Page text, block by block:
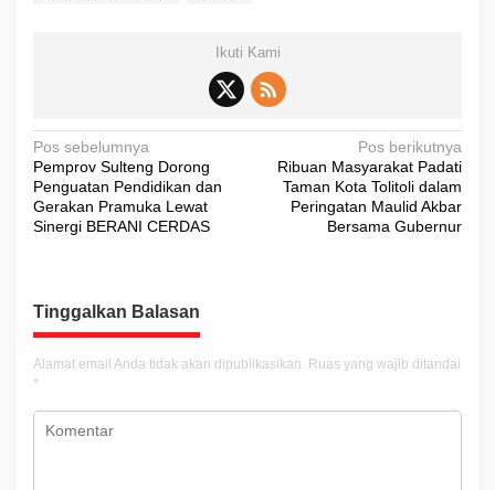
Ikuti Kami
N
a
v
a
s
i
o
Pos sebelumnya
Pemprov Sulteng Dorong
Penguatan Pendidikan dan
Gerakan Pramuka Lewat
Sinergi BERANI CERDAS
Pos berikutnya
Ribuan Masyarakat Padati
Taman Kota Tolitoli dalam
Peringatan Maulid Akbar
Bersama Gubernur
Tinggalkan Balasan
Alamat email Anda tidak akan dipublikasikan. Ruas yang wajib ditandai
*